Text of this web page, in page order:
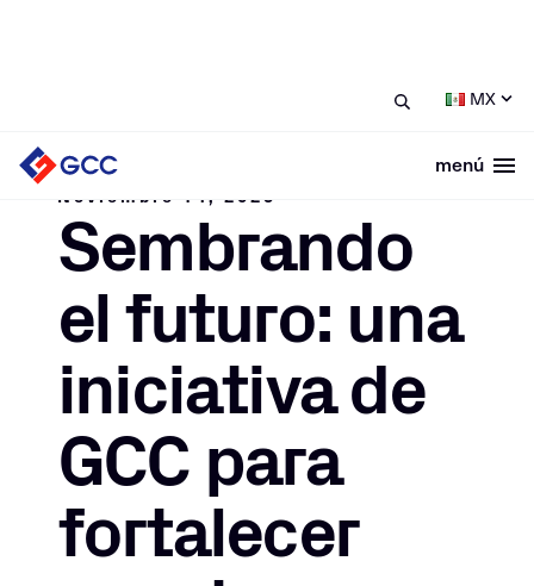
MX
menú
iniciativa de GCC para fortalecer nuestras
Noviembre 14, 2025
Sembrando
el futuro: una
iniciativa de
GCC para
fortalecer